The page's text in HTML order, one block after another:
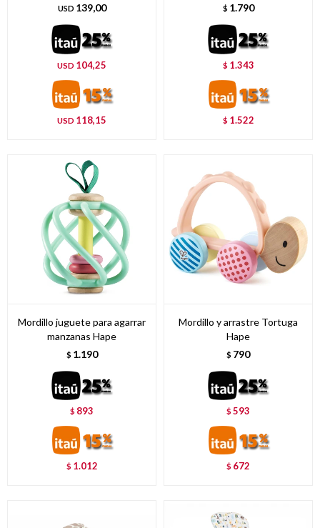
USD 139,00
USD 104,25
USD 118,15
$ 1.790
$ 1.343
$ 1.522
Mordillo juguete para agarrar
manzanas Hape
$ 1.190
$ 893
$ 1.012
Mordillo y arrastre Tortuga
Hape
$ 790
$593
$ 672